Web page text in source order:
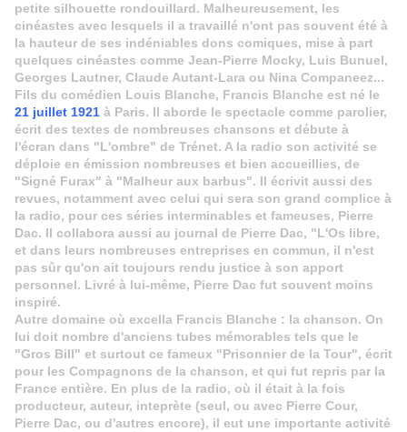
petite silhouette rondouillard. Malheureusement, les
cinéastes avec lesquels il a travaillé n'ont pas souvent été à
la hauteur de ses indéniables dons comiques, mise à part
quelques cinéastes comme Jean-Pierre Mocky, Luis Bunuel,
Georges Lautner, Claude Autant-Lara ou Nina Companeez...
Fils du comédien Louis Blanche, Francis Blanche est né le
21 juillet 1921 à Paris. Il aborde le spectacle comme parolier,
écrit des textes de nombreuses chansons et débute à
l'écran dans "L'ombre" de Trénet. A la radio son activité se
déploie en émission nombreuses et bien accueillies, de
"Signé Furax" à "Malheur aux barbus". Il écrivit aussi des
revues, notamment avec celui qui sera son grand complice à
la radio, pour ces séries interminables et fameuses, Pierre
Dac. Il collabora aussi au journal de Pierre Dac, "L'Os libre,
et dans leurs nombreuses entreprises en commun, il n'est
pas sûr qu'on ait toujours rendu justice à son apport
personnel. Livré à lui-même, Pierre Dac fut souvent moins
inspiré.
Autre domaine où excella Francis Blanche : la chanson. On
lui doit nombre d'anciens tubes mémorables tels que le
"Gros Bill" et surtout ce fameux "Prisonnier de la Tour", écrit
pour les Compagnons de la chanson, et qui fut repris par la
France entière. En plus de la radio, où il était à la fois
producteur, auteur, inteprète (seul, ou avec Pierre Cour,
Pierre Dac, ou d'autres encore), il eut une importante activité